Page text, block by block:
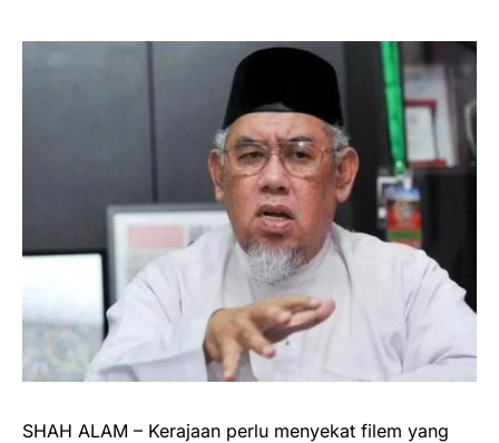
SHAH ALAM – Kerajaan perlu menyekat filem yang